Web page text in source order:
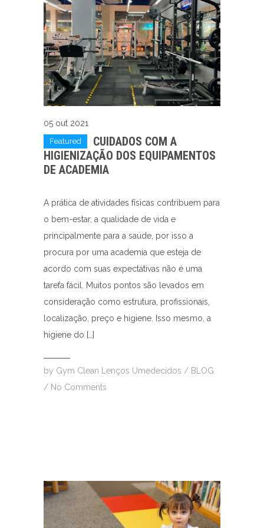
05 out 2021
Featured
CUIDADOS COM A
HIGIENIZAÇÃO DOS EQUIPAMENTOS
DE ACADEMIA
A prática de atividades físicas contribuem para
o bem-estar, a qualidade de vida e
principalmente para a saúde, por isso a
procura por uma academia que esteja de
acordo com suas expectativas não é uma
tarefa fácil. Muitos pontos são levados em
consideração como estrutura, profissionais,
localização, preço e higiene. Isso mesmo, a
higiene do […]
by Gym Clean Lenços Umedecidos / BLOG
/ No Comments